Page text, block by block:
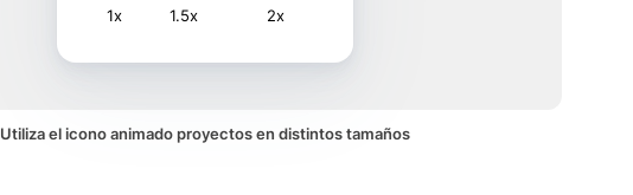
1x 1.5x 2x
Utiliza el icono animado proyectos en distintos tamaños